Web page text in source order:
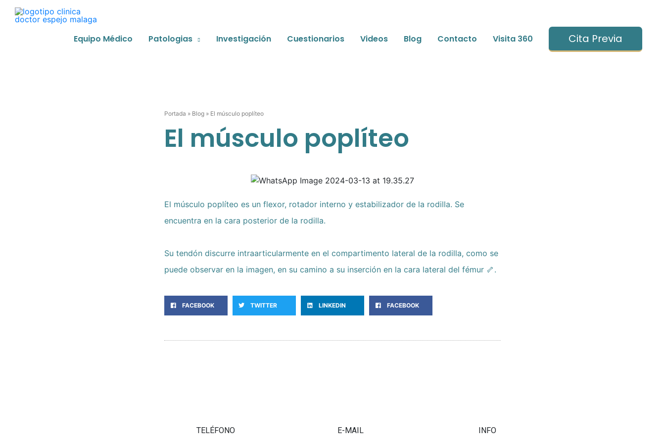
Equipo Médico Patologias Investigación Cuestionarios Videos Blog Contacto Visita 360 Cita Previa
Portada » Blog » El músculo poplíteo
El músculo poplíteo
El músculo poplíteo es un flexor, rotador interno y estabilizador de la rodilla. Se
encuentra en la cara posterior de la rodilla.
Su tendón discurre intraarticularmente en el compartimento lateral de la rodilla, como se
puede observar en la imagen, en su camino a su inserción en la cara lateral del fémur 🦴.
FACEBOOK TWITTER LINKEDIN FACEBOOK
TELÉFONO E-MAIL INFO